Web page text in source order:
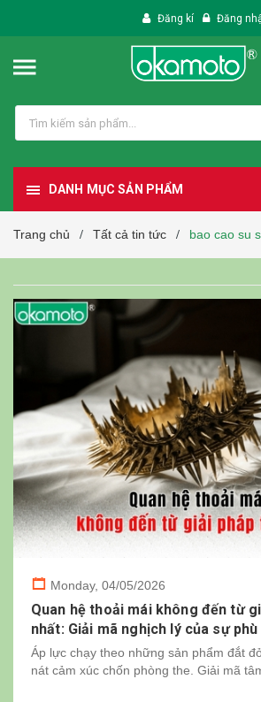
Đăng kí Đăng
DANH MỤC SẢN PHẨM
Trang chủ / Tất cả tin tức / bao cao su
Monday, 04/05/2026
Quan hệ thoải mái không đến từ
nhất: Giải mã nghịch lý của sự
phòng the
Áp lực chạy theo những sản phẩm đắt
nát cảm xúc chốn phòng the. Giải mã